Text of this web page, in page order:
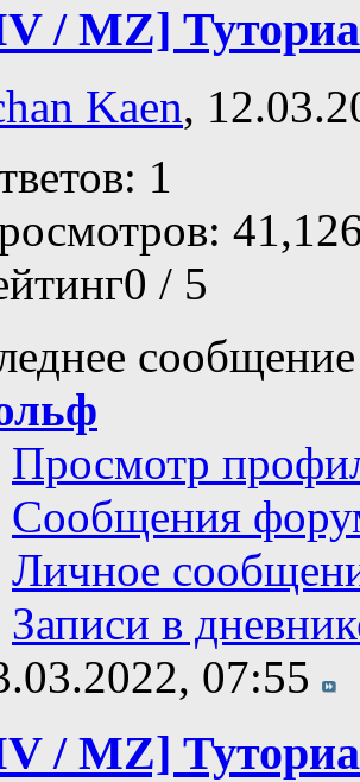
/ MZ]
Kaen,
1
/ 5
Просмотр
Сообщения
Личное
Записи в
07:55
/ MZ]